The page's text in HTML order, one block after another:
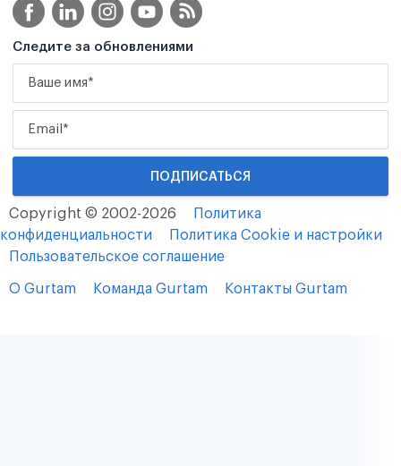
Следите за обновлениями
Copyright © 2002-2026
Политика
конфиденциальности
Политика Cookie и настройки
Пользовательское соглашение
О Gurtam Команда Gurtam Контакты Gurtam